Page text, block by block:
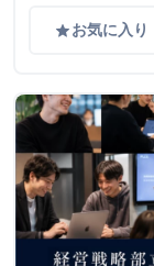
gradeお気に入り